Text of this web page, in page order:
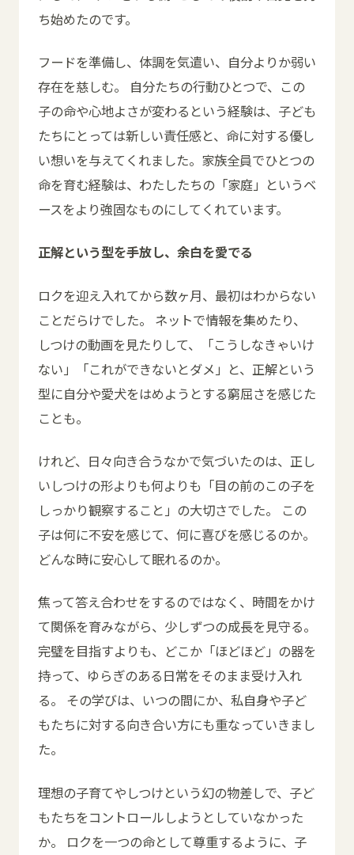
ち始めたのです。
フードを準備し、体調を気遣い、自分よりか弱い
存在を慈しむ。 自分たちの行動ひとつで、この
子の命や心地よさが変わるという経験は、子ども
たちにとっては新しい責任感と、命に対する優し
い想いを与えてくれました。家族全員でひとつの
命を育む経験は、わたしたちの「家庭」というベ
ースをより強固なものにしてくれています。
正解という型を手放し、余白を愛でる
ロクを迎え入れてから数ヶ月、最初はわからない
ことだらけでした。 ネットで情報を集めたり、
しつけの動画を見たりして、「こうしなきゃいけ
ない」「これができないとダメ」と、正解という
型に自分や愛犬をはめようとする窮屈さを感じた
ことも。
けれど、日々向き合うなかで気づいたのは、正し
いしつけの形よりも何よりも「目の前のこの子を
しっかり観察すること」の大切さでした。 この
子は何に不安を感じて、何に喜びを感じるのか。
どんな時に安心して眠れるのか。
焦って答え合わせをするのではなく、時間をかけ
て関係を育みながら、少しずつの成長を見守る。
完璧を目指すよりも、どこか「ほどほど」の器を
持って、ゆらぎのある日常をそのまま受け入れ
る。 その学びは、いつの間にか、私自身や子ど
もたちに対する向き合い方にも重なっていきまし
た。
理想の子育てやしつけという幻の物差しで、子ど
もたちをコントロールしようとしていなかった
か。 ロクを一つの命として尊重するように、子